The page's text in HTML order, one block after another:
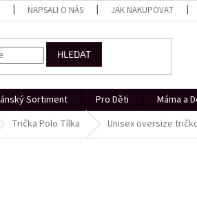
NAPSALI O NÁS JAK NAKUPOVAT
HLEDAT
Sortiment Pro Děti Máma a
Trička Polo Tílka Unisex oversize